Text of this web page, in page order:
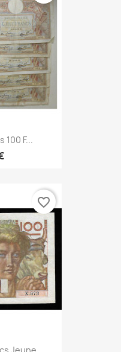
100 F...
favorite_border